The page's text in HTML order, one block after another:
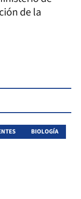
de la
BIOLOGÍA